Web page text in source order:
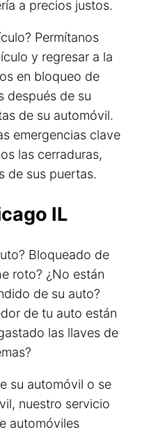
a precios justos.
Permítanos
y regresar a la
en bloqueo de
después de su
de su automóvil.
emergencias clave
las cerraduras,
de sus puertas.
IL
Bloqueado de
roto? ¿No están
de su auto?
de tu auto están
las llaves de
su automóvil o se
nuestro servicio
automóviles